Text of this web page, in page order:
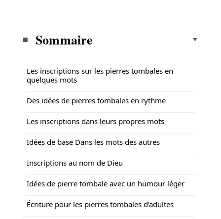
Sommaire
Les inscriptions sur les pierres tombales en
quelques mots
Des idées de pierres tombales en rythme
Les inscriptions dans leurs propres mots
Idées de base Dans les mots des autres
Inscriptions au nom de Dieu
Idées de pierre tombale avec un humour léger
Écriture pour les pierres tombales d’adultes